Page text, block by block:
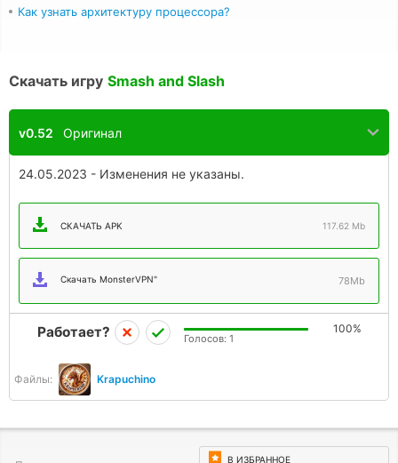
Как узнать архитектуру процессора?
Скачать игру Smash and Slash
v0.52 Оригинал
24.05.2023 - Изменения не указаны.
СКАЧАТЬ APK 117.62 Mb
Скачать MonsterVPN" 78Mb
Файлы: Krapuchino
Работает? 100%
Голосов: 1
В ИЗБРАННОЕ